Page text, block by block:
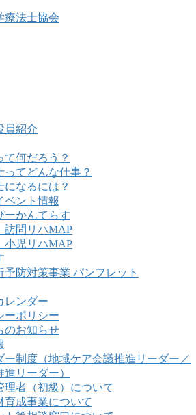
員紹介
て何だろう？
ってどんな仕事？
になるには？
ベント情報
かんてらす
問リハMAP
児リハMAP
予防対策事業 パンフレット
レンダー
ーポリシー
のお知らせ
ー制度（地域ケア会議推進リーダー／
リーダー）
理者（初級）について
育成事業について